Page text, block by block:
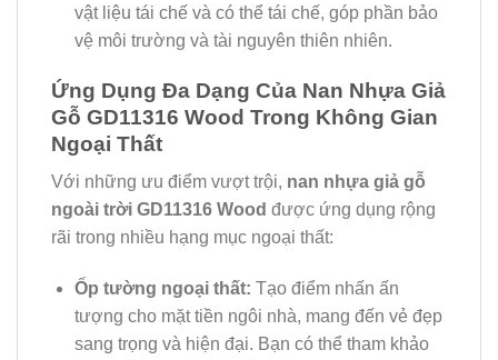
vật liệu tái chế và có thể tái chế, góp phần bảo
vệ môi trường và tài nguyên thiên nhiên.
Ứng Dụng Đa Dạng Của Nan Nhựa Giả
Gỗ GD11316 Wood Trong Không Gian
Ngoại Thất
Với những ưu điểm vượt trội, nan nhựa giả gỗ
ngoài trời GD11316 Wood được ứng dụng rộng
rãi trong nhiều hạng mục ngoại thất:
Ốp tường ngoại thất: Tạo điểm nhấn ấn
tượng cho mặt tiền ngôi nhà, mang đến vẻ đẹp
sang trọng và hiện đại. Bạn có thể tham khảo